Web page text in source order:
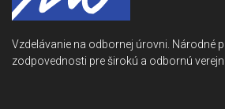
Vzdelávanie na odbornej úrovni. Národné
zodpovednosti pre širokú a odbornú